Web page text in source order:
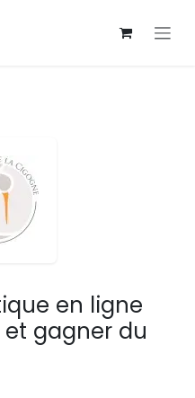
en ligne
gagner du